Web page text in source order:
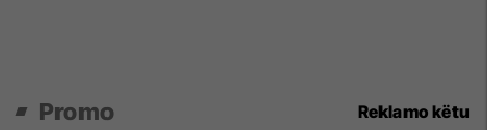
Promo Reklamo këtu